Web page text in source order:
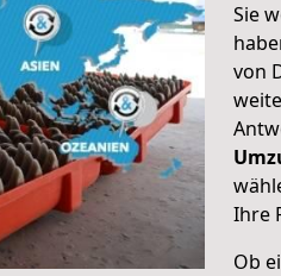
Sie
von
Ihre
Ob